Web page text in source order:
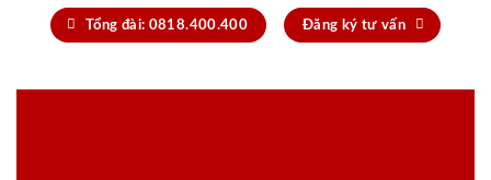
Tổng đài: 0818.400.400 Đăng ký tư vấn